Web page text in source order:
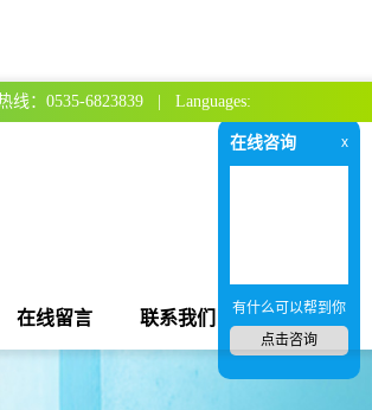
线：0535-6823839 | Languages:
在线留言 联系我们
在线咨询 x
有什么可以帮到你
点击咨询